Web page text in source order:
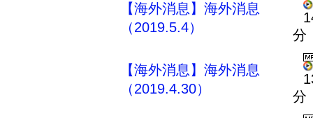
【海外消息】海外消息
（2019.5.4）
分
【海外消息】海外消息
（2019.4.30）
分